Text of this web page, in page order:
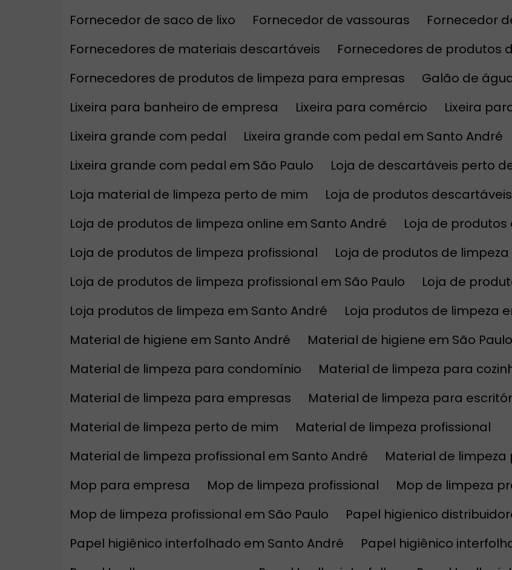
Fornecedor de saco de lixo
Fornecedor de vassouras
Fornecedor
Fornecedores de materiais descartáveis
Fornecedores de produtos
Fornecedores de produtos de limpeza para empresas
Galão de
Lixeira para banheiro de empresa
Lixeira para comércio
Lixeira
Lixeira grande com pedal
Lixeira grande com pedal em Santo André
Lixeira grande com pedal em São Paulo
Loja de descartáveis perto
Loja material de limpeza perto de mim
Loja de produtos descartáveis
Loja de produtos de limpeza online em Santo André
Loja de
Loja de produtos de limpeza profissional
Loja de produtos de
Loja de produtos de limpeza profissional em São Paulo
Loja de
Loja produtos de limpeza em Santo André
Loja produtos de limpeza
Material de higiene em Santo André
Material de higiene em São Paulo
Material de limpeza para condomínio
Material de limpeza para
Material de limpeza para empresas
Material de limpeza para
Material de limpeza perto de mim
Material de limpeza profissional
Material de limpeza profissional em Santo André
Material de
Mop para empresa
Mop de limpeza profissional
Mop de limpeza
Mop de limpeza profissional em São Paulo
Papel higienico
Papel higiênico interfolhado em Santo André
Papel higiênico